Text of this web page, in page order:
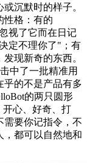
沉默时的样子。
性格：有的
视了它而在日记
定不理你了"；有
现新奇的东西。
中了一批精准用
乎的不是产品有多
的两只圆形
心、好奇、打
需要你记指令，不
，都可以自然地和